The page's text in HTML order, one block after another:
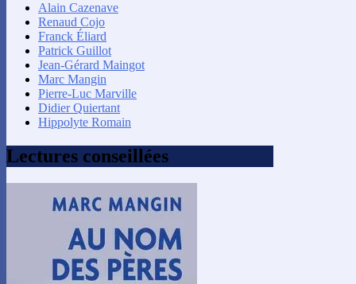
Alain Cazenave
Renaud Cojo
Franck Éliard
Patrick Guillot
Jean-Gérard Maingot
Marc Mangin
Pierre-Luc Marville
Didier Quiertant
Hippolyte Romain
Lectures conseillées